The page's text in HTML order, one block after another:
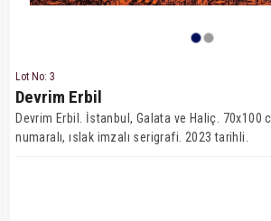
Lot No: 3
Devrim Erbil
Devrim Erbil. İstanbul, Galata ve Haliç. 70x100
numaralı, ıslak imzalı serigrafi. 2023 tarihli.